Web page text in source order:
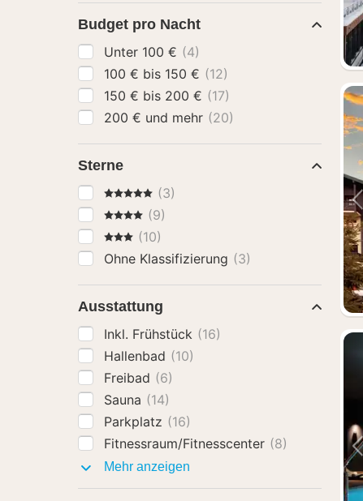
Budget pro Nacht
Unter 100 € (4)
100 € bis 150 € (12)
150 € bis 200 € (17)
200 € und mehr (20)
Sterne
5 Sterne (3)
4 Sterne(9)
3 Sterne
(10)
Ohne Klassifizierung (3)
Ausstattung
Inkl. Frühstück (16)
Hallenbad (10)
Freibad (6)
Sauna (14)
Parkplatz (16)
Fitnessraum/Fitnesscenter (8)
Mehr anzeigen